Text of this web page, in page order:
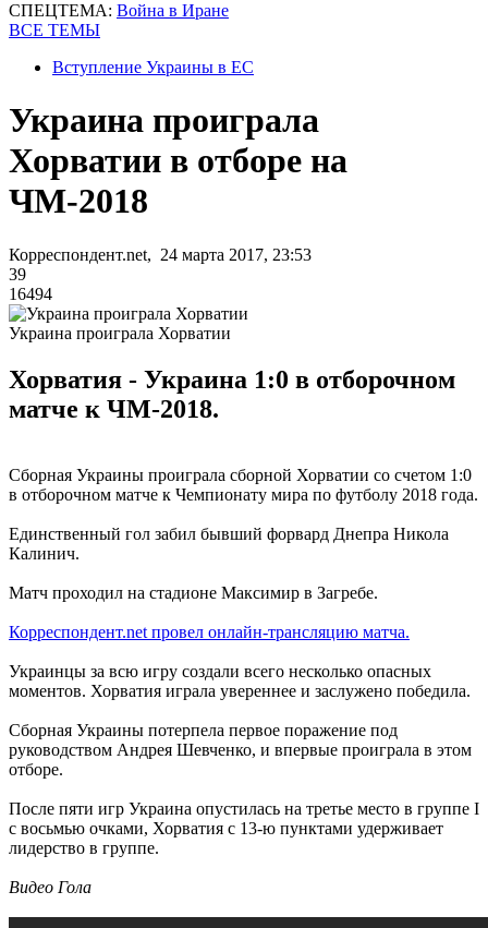
СПЕЦТЕМА: Война в Иране
ВСЕ ТЕМЫ
Вступление Украины в ЕС
Украина проиграла
Хорватии в отборе на
ЧМ-2018
Корреспондент.net, 24 марта 2017, 23:53
39
16494
Украина проиграла Хорватии
Хорватия - Украина 1:0 в отборочном
матче к ЧМ-2018.
Сборная Украины проиграла сборной Хорватии со счетом 1:0
в отборочном матче к Чемпионату мира по футболу 2018 года.
Единственный гол забил бывший форвард Днепра Никола
Калинич.
Матч проходил на стадионе Максимир в Загребе.
Корреспондент.net провел онлайн-трансляцию матча.
Украинцы за всю игру создали всего несколько опасных
моментов. Хорватия играла увереннее и заслужено победила.
Сборная Украины потерпела первое поражение под
руководством Андрея Шевченко, и впервые проиграла в этом
отборе.
После пяти игр Украина опустилась на третье место в группе I
с восьмью очками, Хорватия с 13-ю пунктами удерживает
лидерство в группе.
Видео Гола